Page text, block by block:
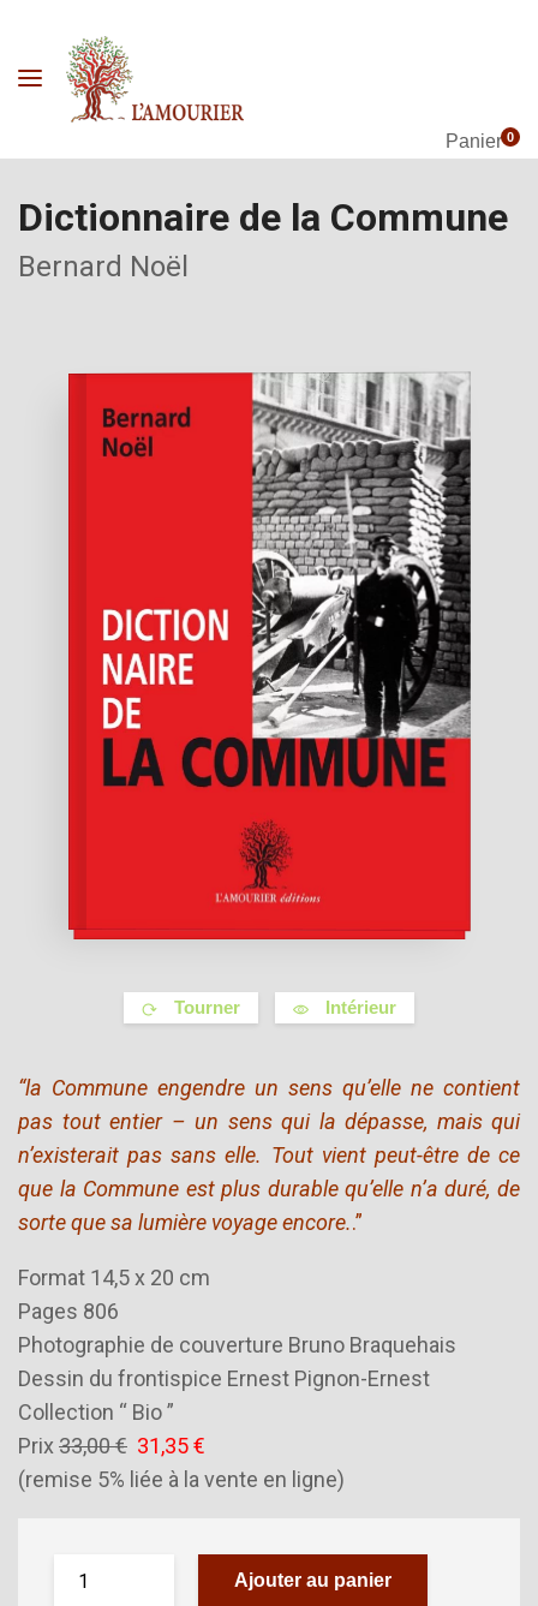
Panier0
Dictionnaire de la Commune
Bernard Noël
Tourner Intérieur
“la Commune engendre un sens qu’elle ne contient
pas tout entier – un sens qui la dépasse, mais qui
n’existerait pas sans elle. Tout vient peut-être de ce
que la Commune est plus durable qu’elle n’a duré, de
sorte que sa lumière voyage encore..”
Format 14,5 x 20 cm
Pages 806
Photographie de couverture Bruno Braquehais
Dessin du frontispice Ernest Pignon-Ernest
Collection “ Bio ”
Prix33,00 € 31,35 €
(remise 5% liée à la vente en ligne)
Ajouter au panier